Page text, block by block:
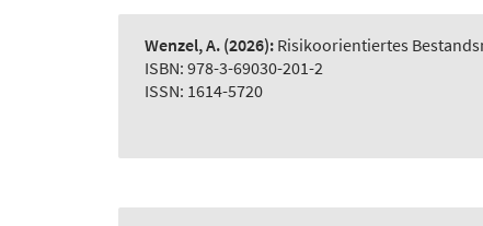
Wenzel, A. (2026): Risikoorientiertes
ISBN: 978-3-69030-201-2
ISSN: 1614-5720